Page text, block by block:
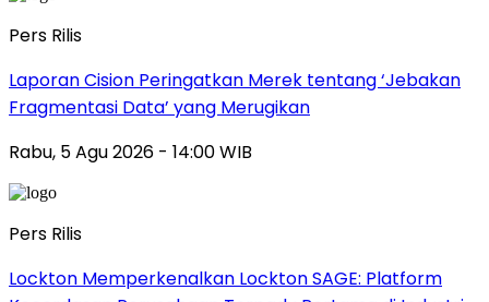
Pers Rilis
Laporan Cision Peringatkan Merek tentang ‘Jebakan
Fragmentasi Data’ yang Merugikan
Rabu, 5 Agu 2026 - 14:00 WIB
Pers Rilis
Lockton Memperkenalkan Lockton SAGE: Platform